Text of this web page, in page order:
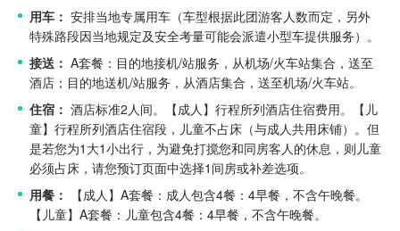
用车： 安排当地专属用车（车型根据此团游客人数而定，另外
特殊路段因当地规定及安全考量可能会派遣小型车提供服务）。
接送： A套餐：目的地接机/站服务，从机场/火车站集合，送至
酒店；目的地送机/站服务，从酒店集合，送至机场/火车站。
住宿： 酒店标准2人间。 【成人】行程所列酒店住宿费用。
【儿
童】行程所列酒店住宿段，儿童不占床（与成人共用床铺）。但
是若您为1大1小出行，为避免打搅您和同房客人的休息，则儿童
必须占床，请您预订页面中选择1间房或补差选项。
用餐：
【成人】A套餐：成人包含4餐：4早餐，不含午晚餐。
【儿童】A套餐：儿童包含4餐：4早餐，不含午晚餐。